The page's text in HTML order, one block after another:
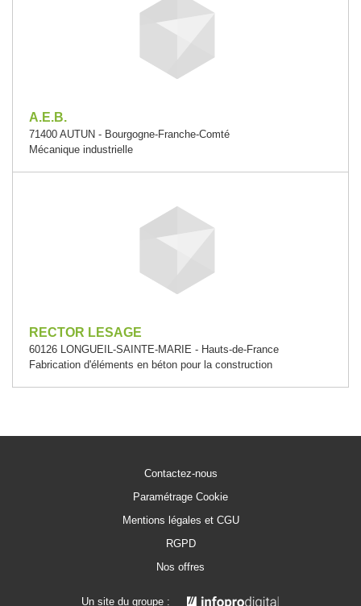
A.E.B.
71400 AUTUN - Bourgogne-Franche-Comté
Mécanique industrielle
RECTOR LESAGE
60126 LONGUEIL-SAINTE-MARIE - Hauts-de-France
Fabrication d'éléments en béton pour la construction
Contactez-nous
Paramétrage Cookie
Mentions légales et CGU
RGPD
Nos offres
Un site du groupe :